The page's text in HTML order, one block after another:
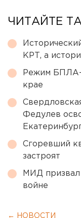
ЧИТАЙТЕ
КРТ, а
Режим БПЛА-
крае
Федулев
Сгоревший
застроят
МИД призвал
войне
← НОВОСТИ